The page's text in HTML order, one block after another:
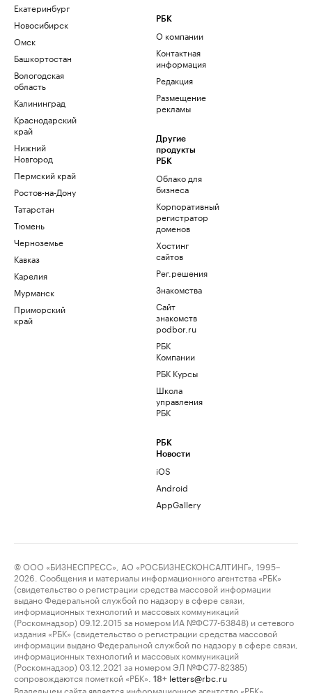
Екатеринбург
Новосибирск
Омск
Башкортостан
Вологодская
область
Калининград
Краснодарский
край
Нижний
Новгород
Пермский край
Ростов-на-Дону
Татарстан
Тюмень
Черноземье
Кавказ
Карелия
Мурманск
Приморский
край
РБК
О компании
Контактная
информация
Редакция
Размещение
рекламы
Другие
продукты
РБК
Облако для
бизнеса
Корпоративный
регистратор
доменов
Хостинг
сайтов
Рег.решения
Знакомства
Сайт
знакомств
podbor.ru
РБК
Компании
РБК Курсы
Школа
управления
РБК
РБК
Новости
iOS
Android
AppGallery
© ООО «БИЗНЕСПРЕСС», АО «РОСБИЗНЕСКОНСАЛТИНГ», 1995–
2026. Сообщения и материалы информационного агентства «РБК»
(свидетельство о регистрации средства массовой информации
выдано Федеральной службой по надзору в сфере связи,
информационных технологий и массовых коммуникаций
(Роскомнадзор) 09.12.2015 за номером ИА №ФС77-63848) и сетевого
издания «РБК» (свидетельство о регистрации средства массовой
информации выдано Федеральной службой по надзору в сфере связи,
информационных технологий и массовых коммуникаций
(Роскомнадзор) 03.12.2021 за номером ЭЛ №ФС77-82385)
сопровождаются пометкой «РБК».
18+ letters@rbc.ru
Владельцем сайта является информационное агентство «РБК».